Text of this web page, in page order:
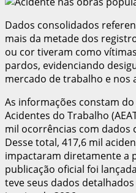
Dados consolidados
mais da metade dos
ou cor tiveram como
pardos, evidenciando
mercado de trabalho e nos
As informações constam
Acidentes do Trabalho
mil ocorrências com dados
Desse total, 417,6 mil
impactaram diretamente a
publicação oficial foi
teve seus dados